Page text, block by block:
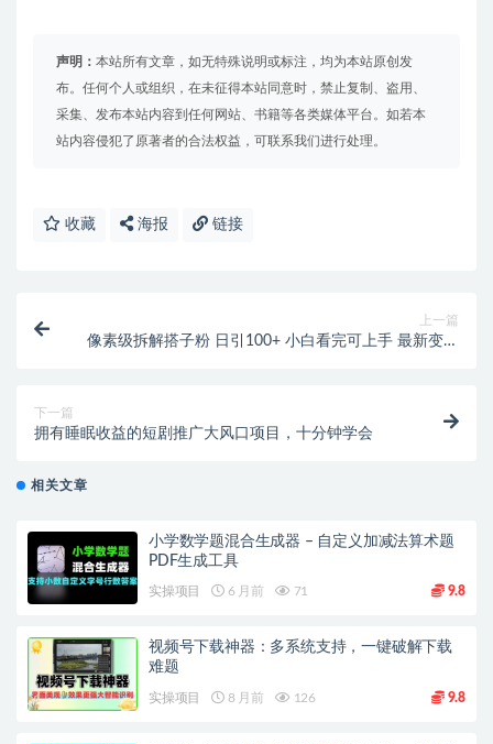
声明： 本站所有文章，如无特殊说明或标注，均为本站原创发
布。任何个人或组织，在未征得本站同意时，禁止复制、盗用、
采集、发布本站内容到任何网站、书籍等各类媒体平台。如若本
站内容侵犯了原著者的合法权益，可联系我们进行处理。
收藏 海报 链接
上一篇
像素级拆解搭子粉 日引100+ 小白看完可上手 最新变现
下一篇
拥有睡眠收益的短剧推广大风口项目，十分钟学会
相关文章
小学数学题混合生成器 – 自定义加减法算术题
PDF生成工具
实操项目 6 月前 71 9.8
视频号下载神器：多系统支持，一键破解下载
难题
实操项目 8 月前 126 9.8